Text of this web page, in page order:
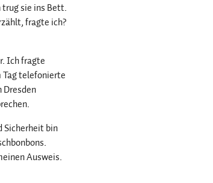
sie ins Bett.
fragte ich?
Ich fragte
Tag telefonierte
Sicherheit bin
Ausweis.